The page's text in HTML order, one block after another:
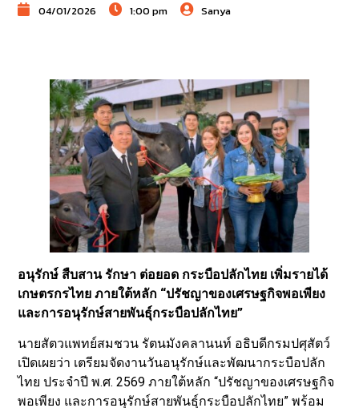
04/01/2026 1:00 pm Sanya
อนุรักษ์ สืบสาน รักษา ต่อยอด กระบือปลักไทย เพิ่มรายได้
เกษตรกรไทย ภายใต้หลัก “ปรัชญาของเศรษฐกิจพอเพียง
และการอนุรักษ์สายพันธุ์กระบือปลักไทย”
นายสัตวแพทย์สมชวน รัตนมังคลานนท์ อธิบดีกรมปศุสัตว์
เปิดเผยว่า เตรียมจัดงานวันอนุรักษ์และพัฒนากระบือปลัก
ไทย ประจำปี พ.ศ. 2569 ภายใต้หลัก “ปรัชญาของเศรษฐกิจ
พอเพียง และการอนุรักษ์สายพันธุ์กระบือปลักไทย” พร้อม